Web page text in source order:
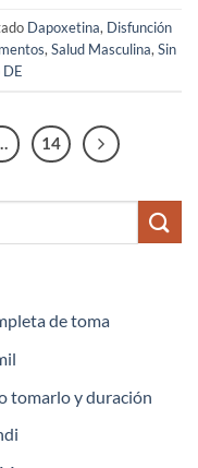
Dapoxetina, Disfunción
,Salud Masculina,Sin
14
de toma
tomarlo y duración